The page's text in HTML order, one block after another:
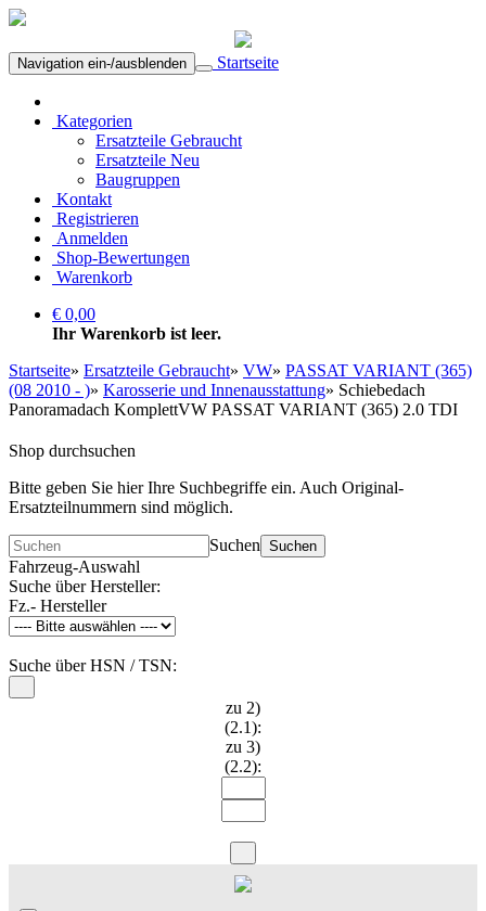
Navigation ein-/ausblenden Startseite
Kategorien
Ersatzteile Gebraucht
Ersatzteile Neu
Baugruppen
Kontakt
Registrieren
Anmelden
Shop-Bewertungen
Warenkorb
€ 0,00
Ihr Warenkorb ist leer.
Startseite» Ersatzteile Gebraucht» VW» PASSAT VARIANT (365)
(08 2010 - )» Karosserie und Innenausstattung» Schiebedach
Panoramadach KomplettVW PASSAT VARIANT (365) 2.0 TDI
Shop durchsuchen
Bitte geben Sie hier Ihre Suchbegriffe ein. Auch Original-
Ersatzteilnummern sind möglich.
Suchen Suchen
Fahrzeug-Auswahl
Suche über Hersteller:
Fz.- Hersteller
Suche über HSN / TSN:
zu 2)
(2.1):
zu 3)
(2.2):